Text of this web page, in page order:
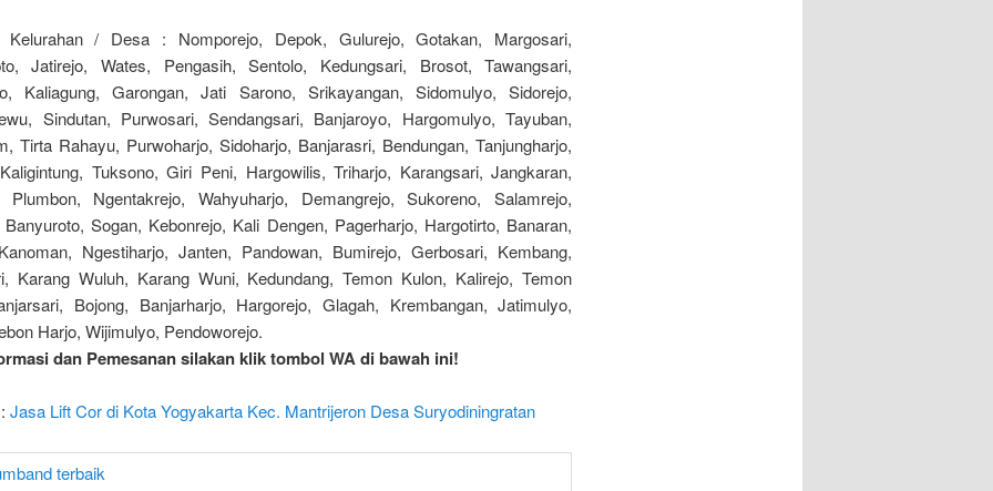
Kelurahan / Desa : Nomporejo, Depok, Gulurejo, Gotakan, Margosari,
Jatirejo, Wates, Pengasih, Sentolo, Kedungsari, Brosot, Tawangsari,
Kaliagung, Garongan, Jati Sarono, Srikayangan, Sidomulyo, Sidorejo,
Sindutan, Purwosari, Sendangsari, Banjaroyo, Hargomulyo, Tayuban,
Tirta Rahayu, Purwoharjo, Sidoharjo, Banjarasri, Bendungan, Tanjungharjo,
Tuksono, Giri Peni, Hargowilis, Triharjo, Karangsari, Jangkaran,
Plumbon, Ngentakrejo, Wahyuharjo, Demangrejo, Sukoreno, Salamrejo,
Sogan, Kebonrejo, Kali Dengen, Pagerharjo, Hargotirto, Banaran,
Ngestiharjo, Janten, Pandowan, Bumirejo, Gerbosari, Kembang,
Karang Wuluh, Karang Wuni, Kedundang, Temon Kulon, Kalirejo, Temon
Bojong, Banjarharjo, Hargorejo, Glagah, Krembangan, Jatimulyo,
Harjo, Wijimulyo, Pendoworejo.
dan Pemesanan silakan klik tombol WA di bawah ini!
Jasa Lift Cor di Kota Yogyakarta Kec. Mantrijeron Desa Suryodiningratan